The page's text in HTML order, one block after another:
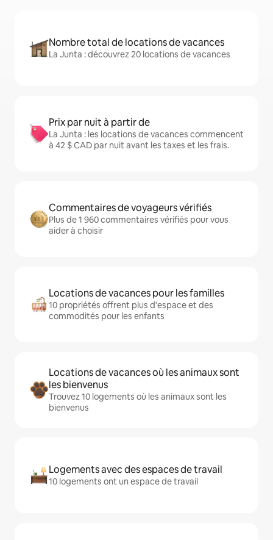
Nombre total de locations de vacances
La Junta : découvrez 20 locations de vacances
Prix par nuit à partir de
La Junta : les locations de vacances commencent
à 42 $ CAD par nuit avant les taxes et les frais.
Commentaires de voyageurs vérifiés
Plus de 1 960 commentaires vérifiés pour vous
aider à choisir
Locations de vacances pour les familles
10 propriétés offrent plus d'espace et des
commodités pour les enfants
Locations de vacances où les animaux sont
les bienvenus
Trouvez 10 logements où les animaux sont les
bienvenus
Logements avec des espaces de travail
10 logements ont un espace de travail